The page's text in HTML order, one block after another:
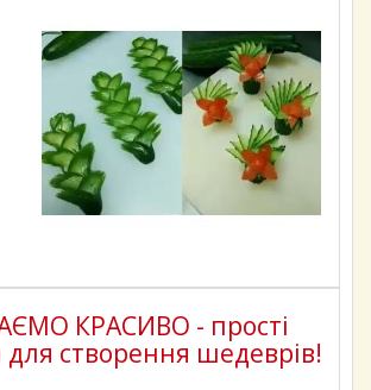
КРАСИВО - прості
створення шедеврів!